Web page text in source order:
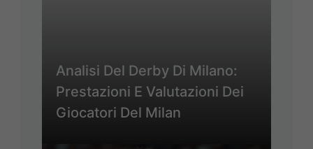
Analisi Del Derby Di Milano:
Prestazioni E Valutazioni Dei
Giocatori Del Milan